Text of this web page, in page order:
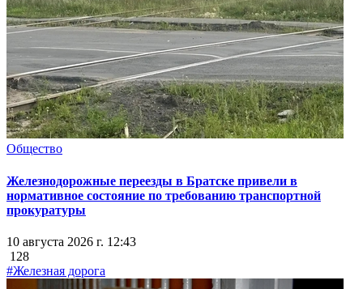
Общество
Железнодорожные переезды в Братске привели в
нормативное состояние по требованию транспортной
прокуратуры
10 августа 2026 г. 12:43
128
#Железная дорога